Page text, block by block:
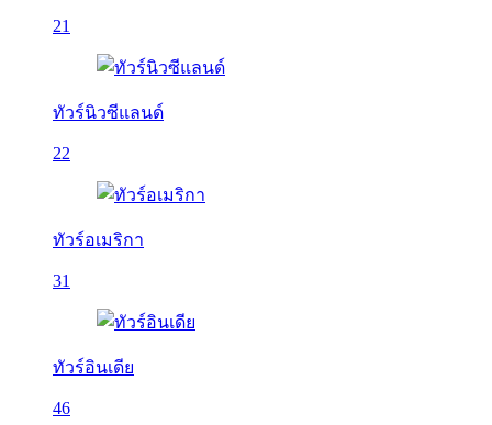
21
ทัวร์นิวซีแลนด์
22
ทัวร์อเมริกา
31
ทัวร์อินเดีย
46